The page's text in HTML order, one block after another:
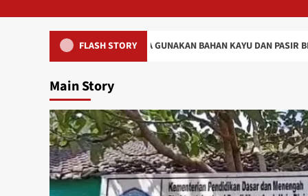
FLASH STORY
DIDUGA GUNAKAN BAHAN KAYU DAN PASIR BERKUALITAS RENDAH
Main Story